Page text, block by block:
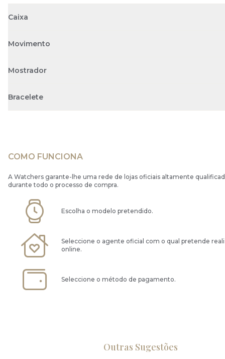
Caixa
Movimento
Mostrador
Bracelete
COMO FUNCIONA
A Watchers garante-lhe uma rede de lojas oficiais altamente
durante todo o processo de compra.
Escolha o modelo pretendido.
Seleccione o agente oficial com o qual pretende
online.
Seleccione o método de pagamento.
Outras Sugestões